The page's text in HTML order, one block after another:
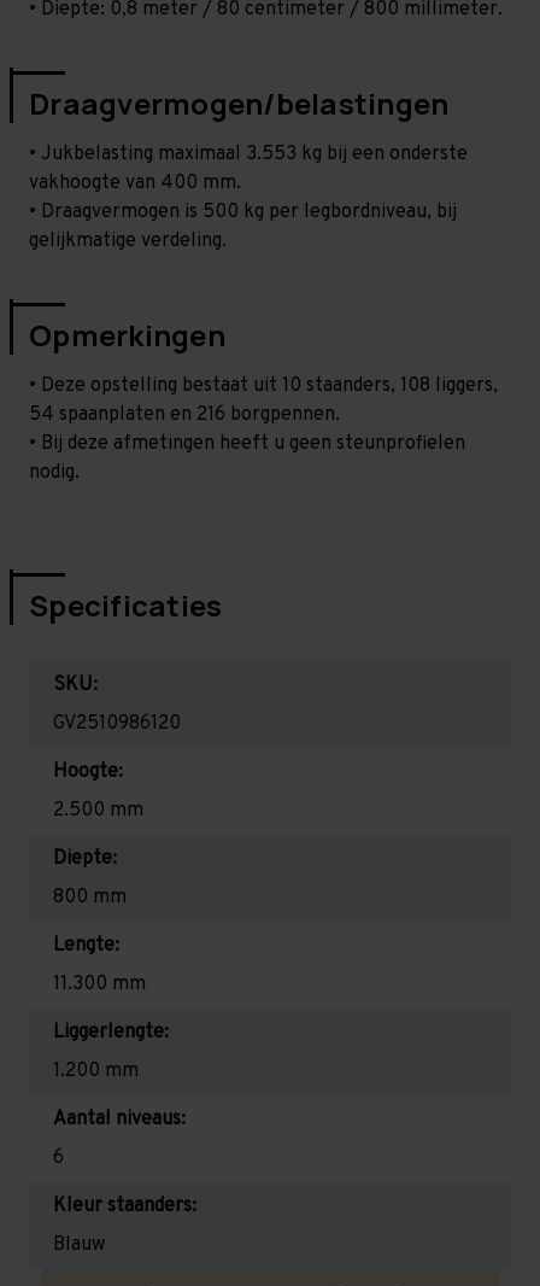
• Diepte: 0,8 meter / 80 centimeter / 800 millimeter.
Draagvermogen/belastingen
• Jukbelasting maximaal 3.553 kg bij een onderste
vakhoogte van 400 mm.
• Draagvermogen is 500 kg per legbordniveau, bij
gelijkmatige verdeling.
Opmerkingen
• Deze opstelling bestaat uit 10 staanders, 108 liggers,
54 spaanplaten en 216 borgpennen.
• Bij deze afmetingen heeft u geen steunprofielen
nodig.
Specificaties
SKU:
GV2510986120
Hoogte:
2.500 mm
Diepte:
800 mm
Lengte:
11.300 mm
Liggerlengte:
1.200 mm
Aantal niveaus:
6
Kleur staanders:
Blauw